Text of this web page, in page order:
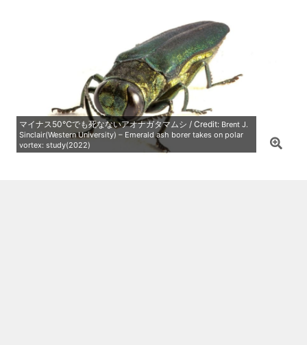
マイナス50℃でも死なないアオナガタマムシ / Credit: Brent J.
Sinclair(Western University) – Emerald ash borer takes on polar
vortex: study(2022)